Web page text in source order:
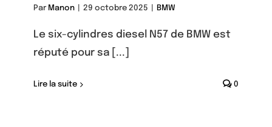
Par Manon 29 octobre 2025 BMW
Le six-cylindres diesel N57 de BMW est
réputé pour sa [...]
Lire la suite 0